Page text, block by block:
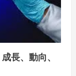
長、動向、